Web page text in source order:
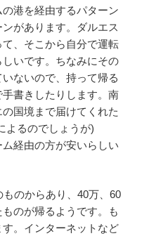
港を経由するパターン
があります。ダルエス
、そこから自分で運転
いです。ちなみにその
ないので、持って帰る
書きしたりします。南
国境まで届けてくれた
よるのでしょうが)
経由の方が安いらしい
のからあり、40万、60
のが帰るようです。も
。インターネットなど